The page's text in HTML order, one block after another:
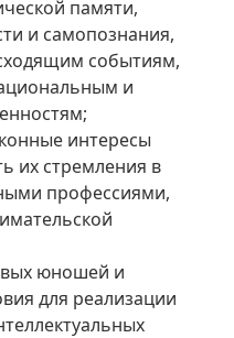
памяти,
и самопознания,
событиям,
и
интересы
их стремления в
профессиями,
юношей и
для реализации